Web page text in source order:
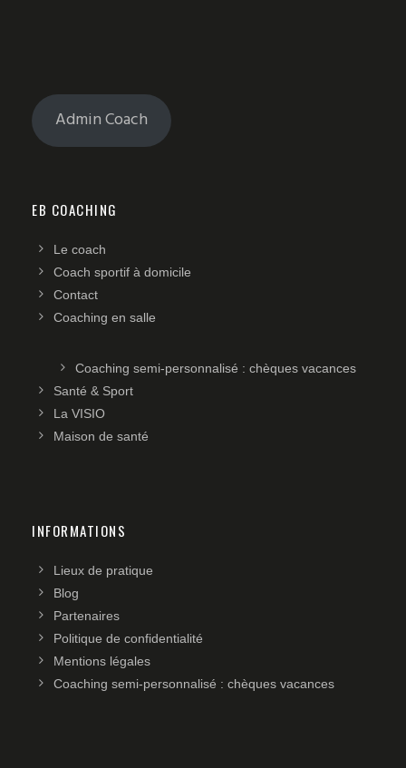
Admin Coach
EB COACHING
Le coach
Coach sportif à domicile
Contact
Coaching en salle
Coaching semi-personnalisé : chèques vacances
Santé & Sport
La VISIO
Maison de santé
INFORMATIONS
Lieux de pratique
Blog
Partenaires
Politique de confidentialité
Mentions légales
Coaching semi-personnalisé : chèques vacances